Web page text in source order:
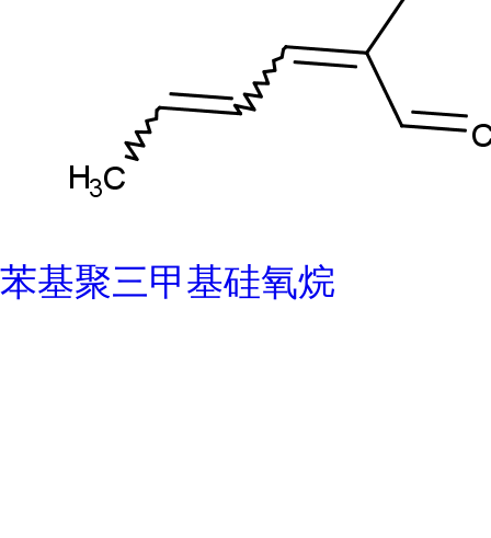
苯基聚三甲基硅氧烷